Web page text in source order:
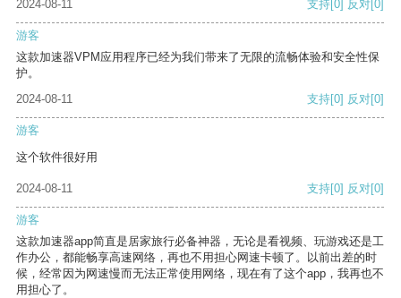
2024-08-11
支持[0] 反对[0]
游客
这款加速器VPM应用程序已经为我们带来了无限的流畅体验和安全性保
护。
2024-08-11
支持[0] 反对[0]
游客
这个软件很好用
2024-08-11 支持[0] 反对[0]
游客
这款加速器app简直是居家旅行必备神器，无论是看视频、玩游戏还是工
作办公，都能畅享高速网络，再也不用担心网速卡顿了。以前出差的时
候，经常因为网速慢而无法正常使用网络，现在有了这个app，我再也不
用担心了。